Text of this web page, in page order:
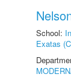
School:
Exatas